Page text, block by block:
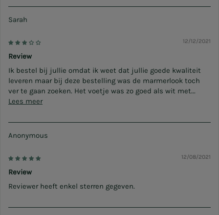
Sarah
12/12/2021
Review
Ik bestel bij jullie omdat ik weet dat jullie goede kwaliteit
leveren maar bij deze bestelling was de marmerlook toch
ver te gaan zoeken. Het voetje was zo goed als wit met...
Lees meer
Anonymous
12/08/2021
Review
Reviewer heeft enkel sterren gegeven.